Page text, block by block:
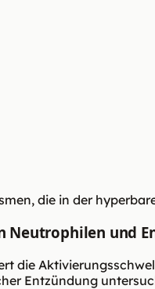
die in der
Neutrophilen und
die
Entzündung